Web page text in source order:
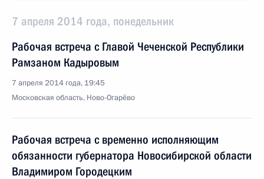
7 апреля 2014 года, понедельник
Рабочая встреча с Главой Чеченской Республики
Рамзаном Кадыровым
7 апреля 2014 года, 19:45
Московская область, Ново-Огарёво
Рабочая встреча с временно исполняющим
обязанности губернатора Новосибирской области
Владимиром Городецким